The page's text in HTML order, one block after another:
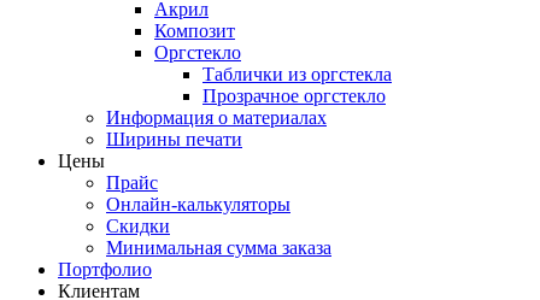
Акрил
Композит
Оргстекло
Таблички из оргстекла
Прозрачное оргстекло
Информация о материалах
Ширины печати
Цены
Прайс
Онлайн-калькуляторы
Скидки
Минимальная сумма заказа
Портфолио
Клиентам